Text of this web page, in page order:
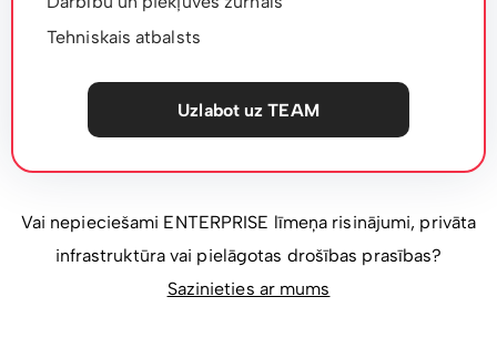
Tehniskais atbalsts
Uzlabot uz TEAM
Vai nepieciešami ENTERPRISE līmeņa risinājumi, privāta
infrastruktūra vai pielāgotas drošības prasības?
Sazinieties ar mums